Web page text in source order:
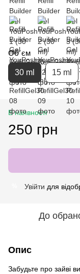
Об`єм
30 ml 15 ml
В наявності
250 грн
Увійти для
До
Опис
Забудьте про зайві